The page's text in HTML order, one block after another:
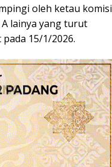
oleh ketau komisi
lainya yang turut
15/1/2026.